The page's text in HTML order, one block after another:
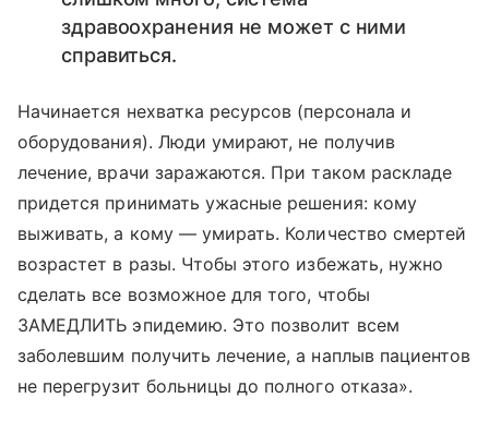
здравоохранения не может с ними
справиться.
Начинается нехватка ресурсов (персонала и
оборудования). Люди умирают, не получив
лечение, врачи заражаются. При таком раскладе
придется принимать ужасные решения: кому
выживать, а кому — умирать. Количество смертей
возрастет в разы. Чтобы этого избежать, нужно
сделать все возможное для того, чтобы
ЗАМЕДЛИТЬ эпидемию. Это позволит всем
заболевшим получить лечение, а наплыв пациентов
не перегрузит больницы до полного отказа».